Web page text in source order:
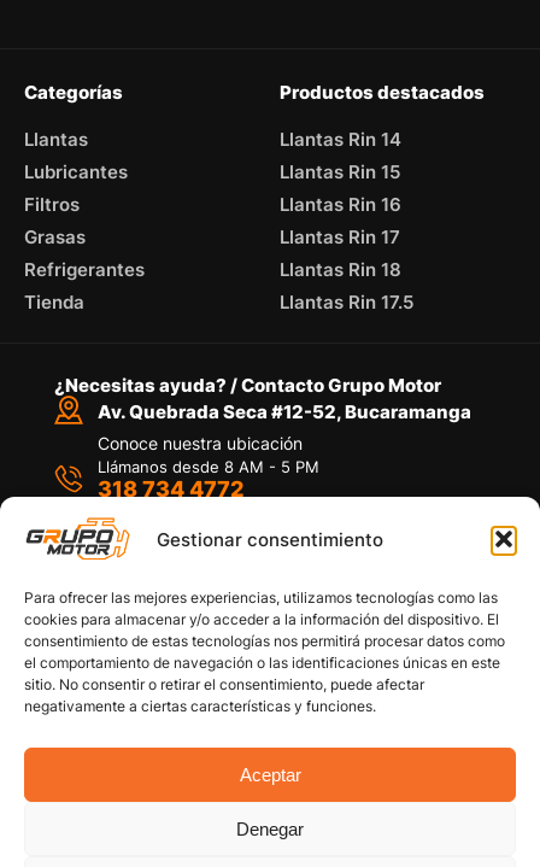
Gestionar consentimiento
Para ofrecer las mejores experiencias, utilizamos tecnologías como las
cookies para almacenar y/o acceder a la información del dispositivo. El
consentimiento de estas tecnologías nos permitirá procesar datos como
el comportamiento de navegación o las identificaciones únicas en este
sitio. No consentir o retirar el consentimiento, puede afectar
negativamente a ciertas características y funciones.
Aceptar
Denegar
Categorías
Llantas
Lubricantes
Filtros
Grasas
Refrigerantes
Tienda
Productos destacados
Llantas Rin 14
Llantas Rin 15
Llantas Rin 16
Llantas Rin 17
Llantas Rin 18
Llantas Rin 17.5
¿Necesitas ayuda? / Contacto Grupo Motor
Av. Quebrada Seca #12-52, Bucaramanga
Conoce nuestra ubicación
Llámanos desde 8 AM - 5 PM
318 734 4772
Por medio de WhatsApp
Copyright © 2026 Grupo Motor S.A.S. Todos los
Políticas de privacidad
Política de devoluciones y/o reembolsos
Términos y Condiciones